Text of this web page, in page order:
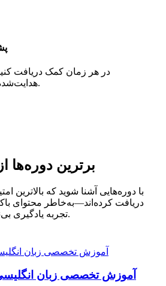
در هر زمان کمک دریافت
هدایت‌شده‌ای برای همه فراهم شود.
برترین دوره‌ها
با دوره‌هایی آشنا شوید که بالاترین
دریافت کرده‌اند—به‌خاطر محتوای
تجربه یادگیری بی‌نظیر در موضوعات متنوع.
آموزش تخصصی زبان